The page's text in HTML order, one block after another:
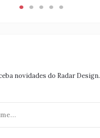
novidades do Radar Design.